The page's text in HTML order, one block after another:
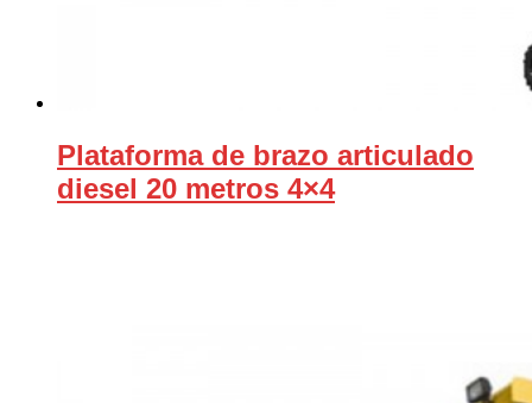
Plataforma de brazo articulado
diesel 20 metros 4×4